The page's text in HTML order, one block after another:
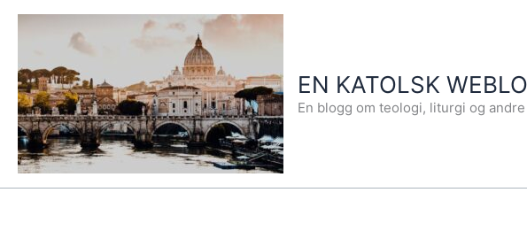
Hopp
innholdet
EN KATOLSK
En blogg om teologi, liturgi og